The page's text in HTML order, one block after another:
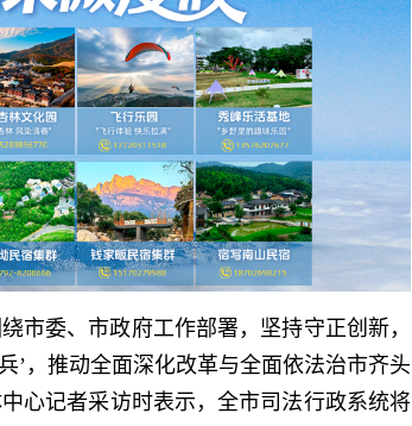
市委、市政府工作部署，坚持守正创新，
’，推动全面深化改革与全面依法治市齐头
心记者采访时表示，全市司法行政系统将